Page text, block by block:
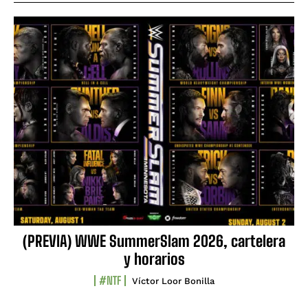
(PREVIA) WWE SummerSlam 2026, cartelera
y horarios
#NTF Víctor Loor Bonilla